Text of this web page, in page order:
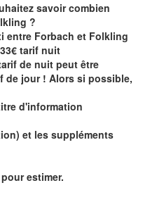
savoircombien
?
entre Forbach et Folkling
tarif nuit
de nuit peut être
de jour ! Alors si possible,
d'information
et les suppléments
estimer.